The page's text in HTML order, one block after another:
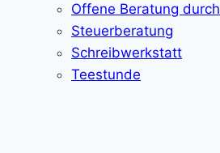
Offene Beratung
Steuerberatung
Schreibwerkstatt
Teestunde